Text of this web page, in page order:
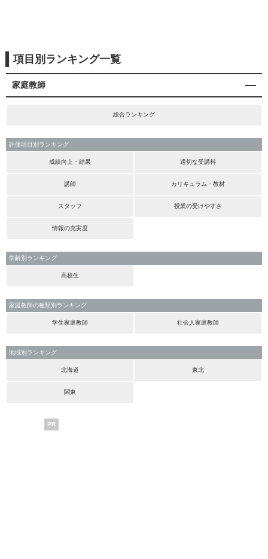
項目別ランキング一覧
家庭教師
総合ランキング
評価項目別ランキング
成績向上・結果 適切な受講料
講師 カリキュラム・教材
スタッフ 授業の受けやすさ
情報の充実度
学齢別ランキング
高校生
家庭教師の種類別ランキング
学生家庭教師 社会人家庭教師
地域別ランキング
北海道 東北
関東
PR